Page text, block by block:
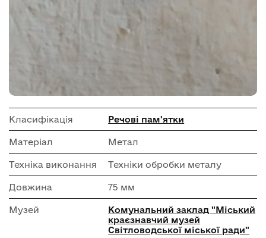
Класифікація Речові пам'ятки
Матеріал Метал
Техніка виконання Техніки обробки металу
Довжина 75 мм
Музей
Комунальний заклад "Міський
краєзнавчий музей
Світловодської міської ради"